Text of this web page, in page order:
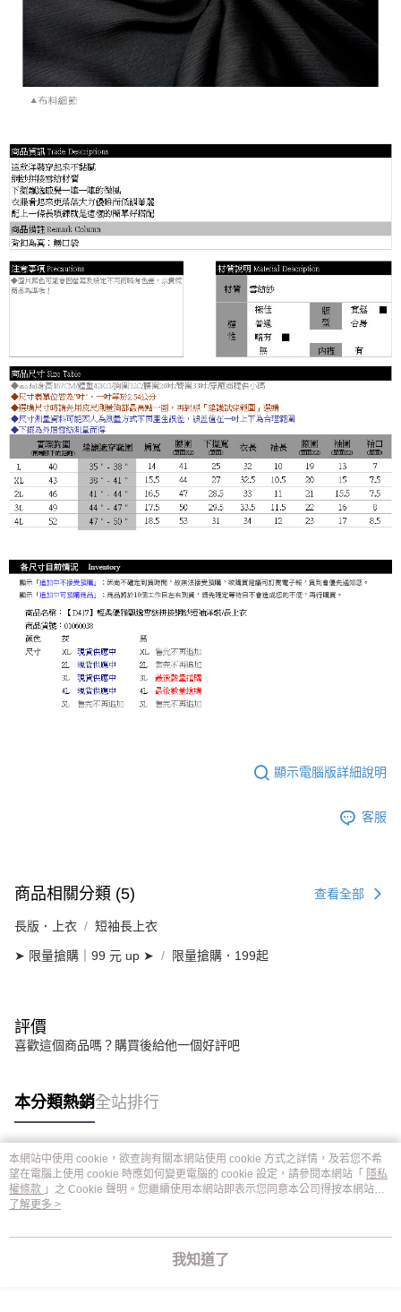
顯示電腦版詳細說明
客服
商品相關分類 (5) 查看全部
長版．上衣 短袖長上衣
➤ 限量搶購｜99 元 up ➤ 限量搶購．199起
評價
喜歡這個商品嗎？購買後給他一個好評吧
本分類熱銷全站排行
熱門標籤
本網站中使用 cookie，欲查詢有關本網站使用 cookie 方式之詳情，及若您不希
望在電腦上使用 cookie 時應如何變更電腦的 cookie 設定，請參閱本網站「 隱私
權條款 」之 Cookie 聲明。您繼續使用本網站即表示您同意本公司得按本網站使
用條款之 Cookie 聲明使用 cookie。
了解更多 >
我知道了